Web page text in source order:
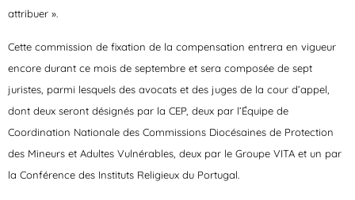
attribuer ».
Cette commission de fixation de la compensation entrera en vigueur
encore durant ce mois de septembre et sera composée de sept
juristes, parmi lesquels des avocats et des juges de la cour d’appel,
dont deux seront désignés par la CEP, deux par l’Équipe de
Coordination Nationale des Commissions Diocésaines de Protection
des Mineurs et Adultes Vulnérables, deux par le Groupe VITA et un par
la Conférence des Instituts Religieux du Portugal.